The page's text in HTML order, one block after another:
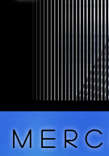
M E R C